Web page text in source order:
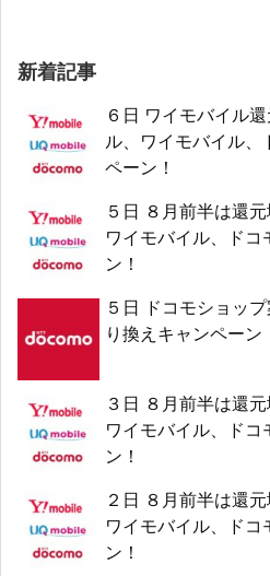
新着記事
６日 ワイモバイル
ル、ワイモバイル、
ペーン！
５日 ８月前半は還
ワイモバイル、ドコ
ン！
５日 ドコモショッ
り換えキャンペーン
３日 ８月前半は還
ワイモバイル、ドコ
ン！
２日 ８月前半は還
ワイモバイル、ドコ
ン！